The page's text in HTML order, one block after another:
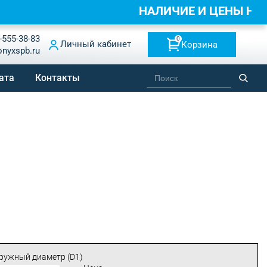
38-83
Личный кабинет
0
Корзина
Контакты
диаметр (D1)
НАЛИЧИЕ И ЦЕНЫ